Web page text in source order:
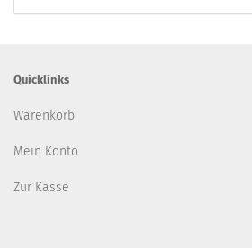
Quicklinks
Warenkorb
Mein Konto
Zur Kasse